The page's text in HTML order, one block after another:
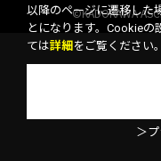
©KADOKAWA
以降のページに遷移した
とになります。Cookie
ては詳細 をご覧ください。
＞